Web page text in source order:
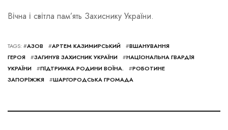
Вічна і світла пам’ять Захиснику України.
TAGS: #АЗОВ #АРТЕМ КАЗИМИРСЬКИЙ #ВШАНУВАННЯ
ГЕРОЯ
#ЗАГИНУВ ЗАХИСНИК УКРАЇНИ #НАЦІОНАЛЬНА ГВАРДІЯ
УКРАЇНИ
#ПІДТРИМКА РОДИНИ ВОЇНА. #РОБОТИНЕ
ЗАПОРІЖЖЯ
#ШАРГОРОДСЬКА ГРОМАДА